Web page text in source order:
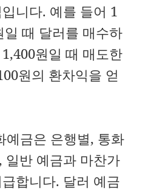
니다. 예를 들어 1
일 때 달러를 매수하
원일 때 매도한
원의 환차익을 얻
예금은 은행별, 통화
일반 예금과 마찬가
합니다. 달러 예금